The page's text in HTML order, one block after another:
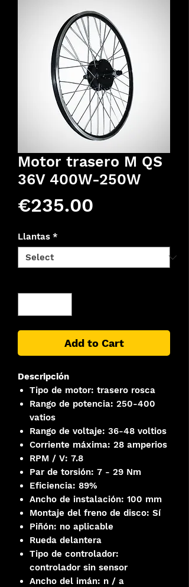
Motor trasero M QS
36V 400W-250W
€235.00
Llantas *
Add to Cart
Descripción
Tipo de motor: trasero rosca
Rango de potencia: 250-400
vatios
Rango de voltaje: 36-48 voltios
Corriente máxima: 28 amperios
RPM / V: 7.8
Par de torsión: 7 - 29 Nm
Eficiencia: 89%
Ancho de instalación: 100 mm
Montaje del freno de disco: Sí
Piñón: no aplicable
Rueda delantera
Tipo de controlador:
controlador sin sensor
Ancho del imán: n / a